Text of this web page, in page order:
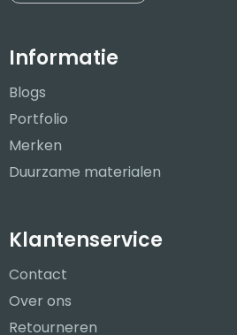
Informatie
Blogs
Portfolio
Merken
Duurzame materialen
Klantenservice
Contact
Over ons
Retourneren